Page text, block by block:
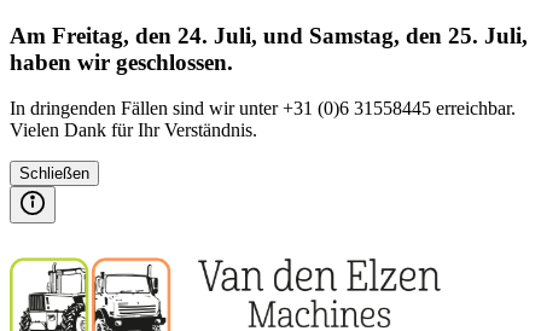
Am Freitag, den 24. Juli, und Samstag, den 25. Juli,
haben wir geschlossen.
In dringenden Fällen sind wir unter +31 (0)6 31558445 erreichbar.
Vielen Dank für Ihr Verständnis.
Schließen